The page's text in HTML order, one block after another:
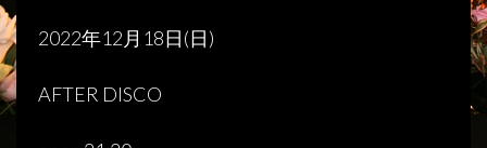
2022年12 月 18日(日)
AFTER DISCO